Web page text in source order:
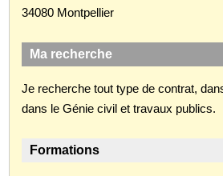
34080 Montpellier
Ma recherche
Je recherche tout type de contrat,
dans le Génie civil et travaux publics.
Formations